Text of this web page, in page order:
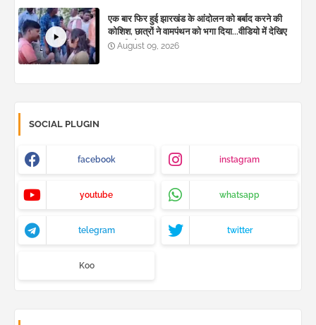
एक बार फिर हुई झारखंड के आंदोलन को बर्बाद करने की
कोशिश, छात्रों ने वामपंथन को भगा दिया...वीडियो में देखिए
उसकी बौखलाहट
August 09, 2026
SOCIAL PLUGIN
facebook instagram
youtube whatsapp
telegram twitter
Koo